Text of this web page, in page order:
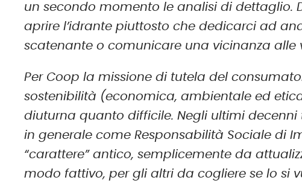
un secondo momento le analisi di dettaglio.
aprire l’idrante piuttosto che dedicarci ad
scatenante o comunicare una vicinanza alle
Per Coop la missione di tutela del
sostenibilità (economica, ambientale ed
diuturna quanto difficile. Negli ultimi
in generale come Responsabilità Sociale di
“carattere” antico, semplicemente da
modo fattivo, per gli altri da cogliere se lo si